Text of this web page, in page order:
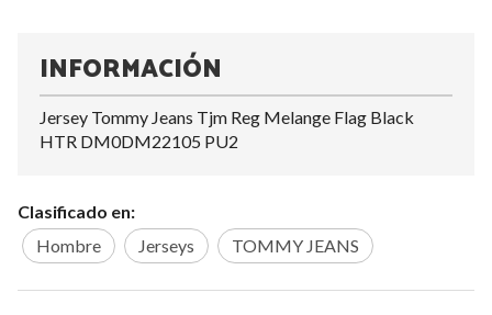
INFORMACIÓN
Jersey Tommy Jeans Tjm Reg Melange Flag Black
HTR DM0DM22105 PU2
Clasificado en:
Hombre
Jerseys TOMMY JEANS